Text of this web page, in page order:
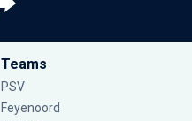
Teams
PSV
Feyenoord